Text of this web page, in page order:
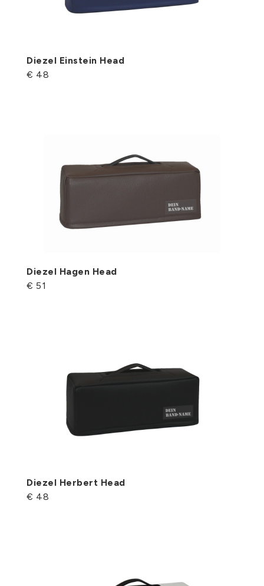
Diezel Einstein Head
€ 48
Diezel Hagen Head
€ 51
Diezel Herbert Head
€ 48